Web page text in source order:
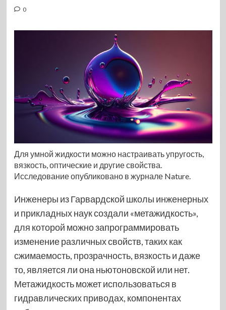
0
Для умной жидкости можно настраивать упругость,
вязкость, оптические и другие свойства.
Исследование опубликовано в журнале Nature.
Инженеры из Гарвардской школы инженерных
и прикладных наук создали «метажидкость»,
для которой можно запрограммировать
изменение различных свойств, таких как
сжимаемость, прозрачность, вязкость и даже
то, является ли она ньютоновской или нет.
Метажидкость может использоваться в
гидравлических приводах, компонентах